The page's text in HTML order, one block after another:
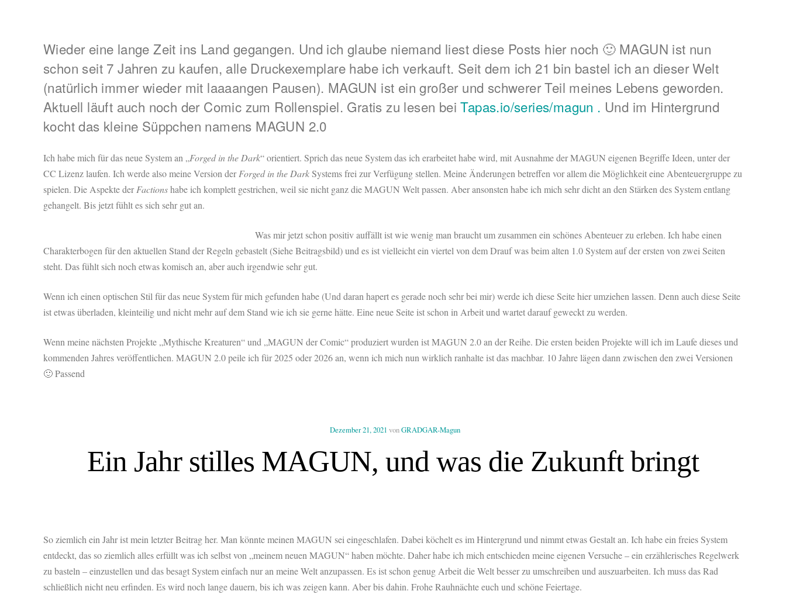
Wieder eine lange Zeit ins Land gegangen. Und ich glaube niemand liest diese Posts hier noch 🙂 MAGUN ist nun
schon seit 7 Jahren zu kaufen, alle Druckexemplare habe ich verkauft. Seit dem ich 21 bin bastel ich an dieser Welt
(natürlich immer wieder mit laaaangen Pausen). MAGUN ist ein großer und schwerer Teil meines Lebens geworden.
Aktuell läuft auch noch der Comic zum Rollenspiel. Gratis zu lesen beiTapas.io/series/magun . Und im Hintergrund
kocht das kleine Süppchen namens MAGUN 2.0
Ich habe mich für das neue System an „Forged in the Dark“ orientiert. Sprich das neue System das ich erarbeitet habe wird, mit Ausnahme der MAGUN eigenen Begriffe Ideen, unter der
CC Lizenz laufen. Ich werde also meine Version derForged in the DarkSystems frei zur Verfügung stellen. Meine Änderungen betreffen vor allem die Möglichkeit eine Abenteuergruppe zu
spielen. Die Aspekte derFactionshabe ich komplett gestrichen, weil sie nicht ganz die MAGUN Welt passen. Aber ansonsten habe ich mich sehr dicht an den Stärken des System entlang
gehangelt. Bis jetzt fühlt es sich sehr gut an.
Was mir jetzt schon positiv auffällt ist wie wenig man braucht um zusammen ein schönes Abenteuer zu erleben. Ich habe einen
Charakterbogen für den aktuellen Stand der Regeln gebastelt (Siehe Beitragsbild) und es ist vielleicht ein viertel von dem Drauf was beim alten 1.0 System auf der ersten von zwei Seiten
steht. Das fühlt sich noch etwas komisch an, aber auch irgendwie sehr gut.
Wenn ich einen optischen Stil für das neue System für mich gefunden habe (Und daran hapert es gerade noch sehr bei mir) werde ich diese Seite hier umziehen lassen. Denn auch diese Seite
ist etwas überladen, kleinteilig und nicht mehr auf dem Stand wie ich sie gerne hätte. Eine neue Seite ist schon in Arbeit und wartet darauf geweckt zu werden.
Wenn meine nächsten Projekte „Mythische Kreaturen“ und „MAGUN der Comic“ produziert wurden ist MAGUN 2.0 an der Reihe. Die ersten beiden Projekte will ich im Laufe dieses und
kommenden Jahres veröffentlichen. MAGUN 2.0 peile ich für 2025 oder 2026 an, wenn ich mich nun wirklich ranhalte ist das machbar. 10 Jahre lägen dann zwischen den zwei Versionen
🙂 Passend
Dezember 21, 2021 vonGRADGAR-Magun
Ein Jahr stilles MAGUN, und was die Zukunft bringt
So ziemlich ein Jahr ist mein letzter Beitrag her. Man könnte meinen MAGUN sei eingeschlafen. Dabei köchelt es im Hintergrund und nimmt etwas Gestalt an. Ich habe ein freies System
entdeckt, das so ziemlich alles erfüllt was ich selbst von „meinem neuen MAGUN“ haben möchte. Daher habe ich mich entschieden meine eigenen Versuche – ein erzählerisches Regelwerk
zu basteln – einzustellen und das besagt System einfach nur an meine Welt anzupassen. Es ist schon genug Arbeit die Welt besser zu umschreiben und auszuarbeiten. Ich muss das Rad
schließlich nicht neu erfinden. Es wird noch lange dauern, bis ich was zeigen kann. Aber bis dahin. Frohe Rauhnächte euch und schöne Feiertage.